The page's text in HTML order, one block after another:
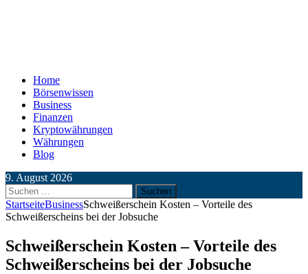
Home
Börsenwissen
Business
Finanzen
Kryptowährungen
Währungen
Blog
9. August 2026
Suchen
nach:
StartseiteBusinessSchweißerschein Kosten – Vorteile des
Schweißerscheins bei der Jobsuche
Schweißerschein Kosten – Vorteile des
Schweißerscheins bei der Jobsuche